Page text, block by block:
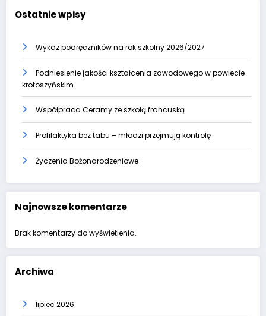
Ostatnie wpisy
Wykaz podręczników na rok szkolny 2026/2027
Podniesienie jakości kształcenia zawodowego w powiecie
krotoszyńskim
Współpraca Ceramy ze szkołą francuską
Profilaktyka bez tabu – młodzi przejmują kontrolę
Życzenia Bożonarodzeniowe
Najnowsze komentarze
Brak komentarzy do wyświetlenia.
Archiwa
lipiec 2026